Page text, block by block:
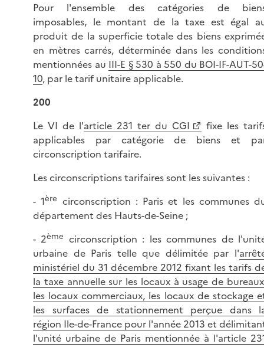
Pour l'ensemble des catégories de
imposables, le montant de la taxe est égal
produit de la superficie totale des biens
en mètres carrés, déterminée dans les
mentionnées au III-E § 530 à 550 du BOI-IF-AUT-
10, par le tarif unitaire applicable.
200
Le VI de l'article 231 ter du CGI
fixe les
applicables par catégorie de biens et
circonscription tarifaire.
Les circonscriptions tarifaires sont les suivantes :
- 1ère circonscription : Paris et les communes
département des Hauts-de-Seine ;
- 2ème circonscription : les communes de
urbaine de Paris telle que délimitée par l'
ministériel du 31 décembre 2012 fixant les tarifs
la taxe annuelle sur les locaux à usage de
les locaux commerciaux, les locaux de stockage
les surfaces de stationnement perçue dans
région Ile-de-France pour l'année 2013 et
l'unité urbaine de Paris mentionnée à l'article